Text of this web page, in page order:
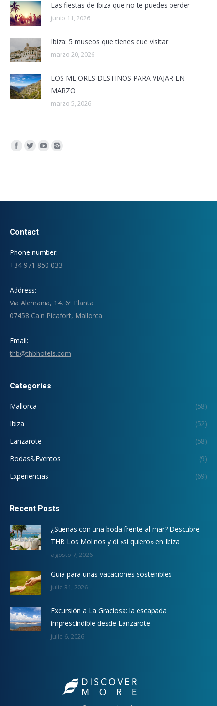
Las fiestas de Ibiza que no te puedes perder
junio 11, 2026
Ibiza: 5 museos que tienes que visitar
marzo 20, 2026
LOS MEJORES DESTINOS PARA VIAJAR EN
MARZO
marzo 5, 2026
Encuéntranos en:
Contact
Phone number:
+34 971 850 033
Address:
Via Alemania, 14, 6ª Planta
07458 Ca'n Picafort, Mallorca
Email:
thb@thbhotels.com
Categories
Mallorca
(58)
Ibiza
(52)
Lanzarote
(58)
Bodas&Eventos
(9)
Experiencias
(69)
Recent Posts
¿Sueñas con una boda frente al mar? Descubre
THB Los Molinos y di «sí quiero» en Ibiza
agosto 7, 2026
Guía para unas vacaciones sostenibles
julio 31, 2026
Excursión a La Graciosa: la escapada
imprescindible desde Lanzarote
julio 6, 2026